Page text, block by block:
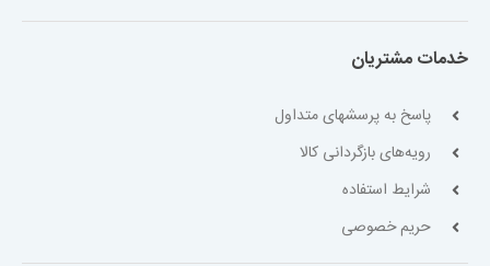
خدمات مشتریان
پاسخ به پرسشهای متداول
رویه‌های بازگردانی کالا
شرایط استفاده
حریم خصوصی